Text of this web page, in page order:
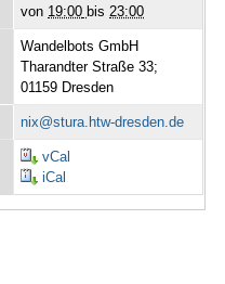
von 19:00 bis 23:00
Wandelbots GmbH
Tharandter Straße 33;
01159 Dresden
nix@stura.htw-dresden.de
vCal
iCal